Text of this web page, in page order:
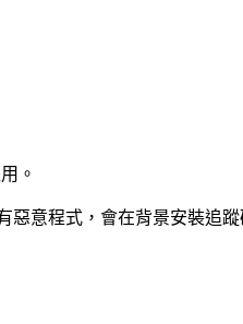
。
意程式，會在背景安裝追